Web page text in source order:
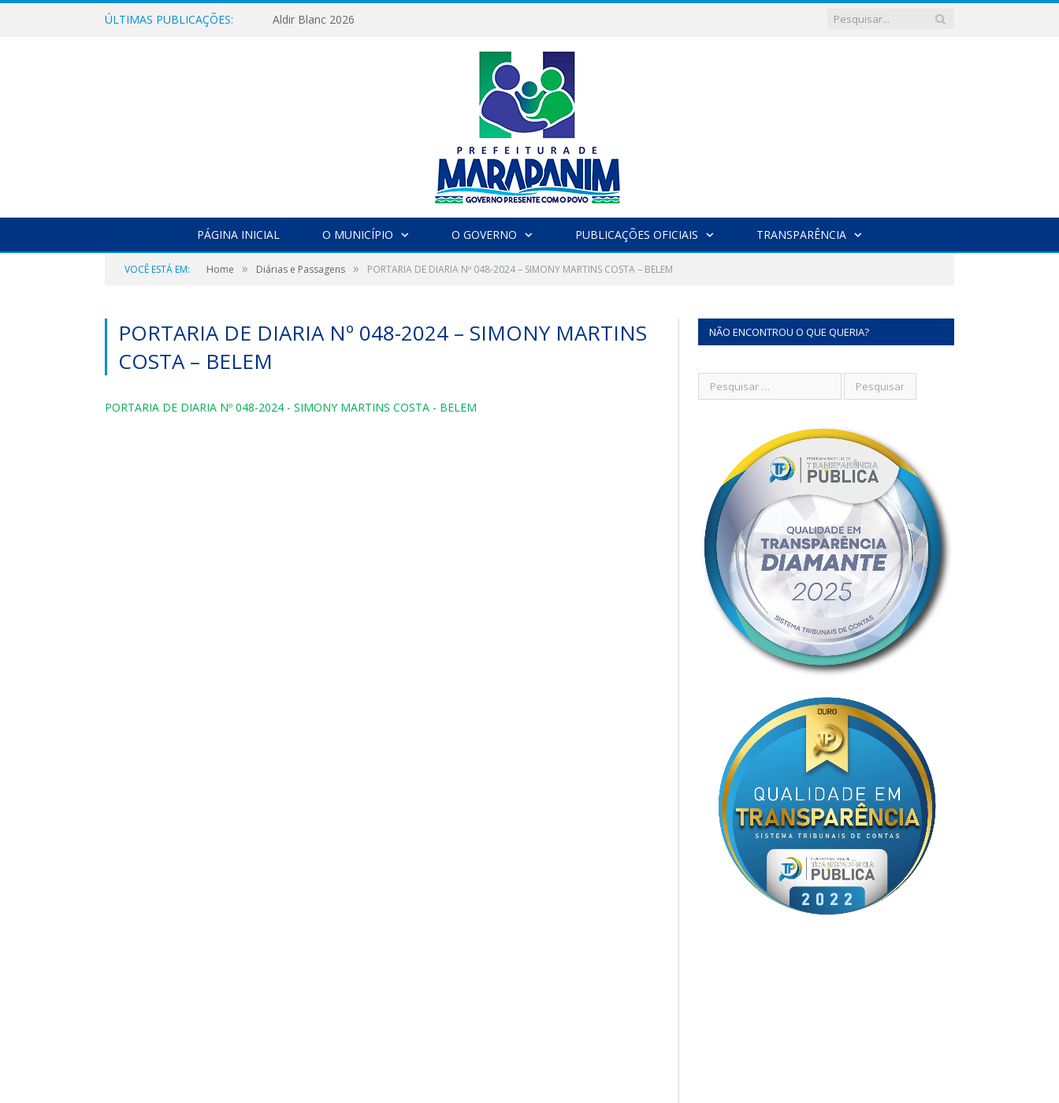
ÚLTIMAS PUBLICAÇÕES: Aldir Blanc 2026
PÁGINA INICIAL O MUNICÍPIO O GOVERNO PUBLICAÇÕES OFICIAIS TRANSPARÊNCIA
VOCÊ ESTÁ EM: Home » Diárias e Passagens » PORTARIA DE DIARIA Nº 048-2024 – SIMONY MARTINS COSTA – BELEM
PORTARIA DE DIARIA Nº 048-2024 – SIMONY MARTINS
COSTA – BELEM
PORTARIA DE DIARIA Nº 048-2024 - SIMONY MARTINS COSTA - BELEM
NÃO ENCONTROU O QUE QUERIA?